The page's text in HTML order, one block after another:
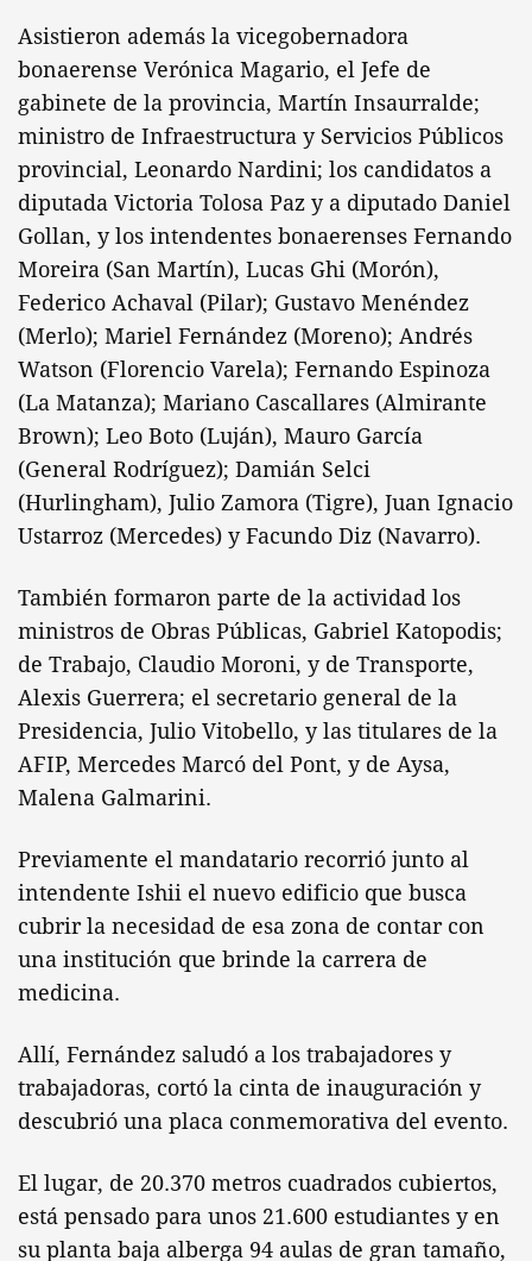
Asistieron además la vicegobernadora
bonaerense Verónica Magario, el Jefe de
gabinete de la provincia, Martín Insaurralde;
ministro de Infraestructura y Servicios Públicos
provincial, Leonardo Nardini; los candidatos a
diputada Victoria Tolosa Paz y a diputado Daniel
Gollan, y los intendentes bonaerenses Fernando
Moreira (San Martín), Lucas Ghi (Morón),
Federico Achaval (Pilar); Gustavo Menéndez
(Merlo); Mariel Fernández (Moreno); Andrés
Watson (Florencio Varela); Fernando Espinoza
(La Matanza); Mariano Cascallares (Almirante
Brown); Leo Boto (Luján), Mauro García
(General Rodríguez); Damián Selci
(Hurlingham), Julio Zamora (Tigre), Juan Ignacio
Ustarroz (Mercedes) y Facundo Diz (Navarro).
También formaron parte de la actividad los
ministros de Obras Públicas, Gabriel Katopodis;
de Trabajo, Claudio Moroni, y de Transporte,
Alexis Guerrera; el secretario general de la
Presidencia, Julio Vitobello, y las titulares de la
AFIP, Mercedes Marcó del Pont, y de Aysa,
Malena Galmarini.
Previamente el mandatario recorrió junto al
intendente Ishii el nuevo edificio que busca
cubrir la necesidad de esa zona de contar con
una institución que brinde la carrera de
medicina.
Allí, Fernández saludó a los trabajadores y
trabajadoras, cortó la cinta de inauguración y
descubrió una placa conmemorativa del evento.
El lugar, de 20.370 metros cuadrados cubiertos,
está pensado para unos 21.600 estudiantes y en
su planta baja alberga 94 aulas de gran tamaño,